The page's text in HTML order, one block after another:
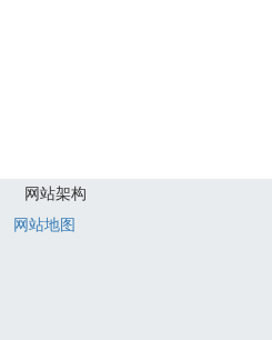
网站架构
网站地图